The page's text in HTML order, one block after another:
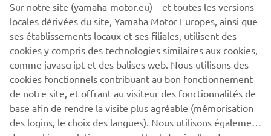
Veuillez visiter notre site Web pour voir quand auront lieu
les prochains événements.
ALLER AU CALENDRIER DES ÉVÉNEMENTS
Sur notre site (yamaha-motor.eu) – et toutes les versions
locales dérivées du site, Yamaha Motor Europes, ainsi que
ses établissements locaux et ses filiales, utilisent des
cookies y compris des technologies similaires aux cookies,
comme javascript et des balises web. Nous utilisons des
cookies fonctionnels contribuant au bon fonctionnement
de notre site, et offrant au visiteur des fonctionnalités de
base afin de rendre la visite plus agréable (mémorisation
des logins, le choix des langues). Nous utilisons également